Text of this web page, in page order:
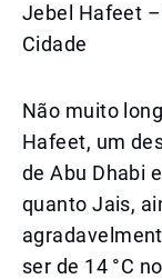
Jebel Hafeet
Cidade
Não muito
Hafeet, um
de Abu Dhabi
quanto Jais,
ser de 14 °C